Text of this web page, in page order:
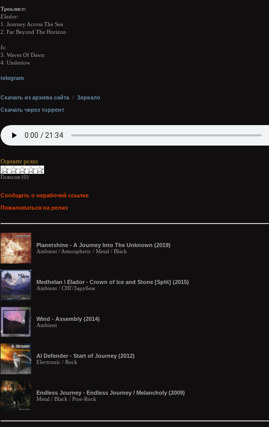
Треклист:
Elador:
1. Journey Across The Sea
2. Far Beyond The Horizon
Is:
3. Waves Of Dawn
4. Undertow
telegram
Скачать из архива сайта / Зеркало
Скачать через торрент
Оцените релиз
Голосов (0)
Сообщить о нерабочей ссылке
Пожаловаться на релиз
Planetshine - A Journey Into The Unknown (2019)
Ambient / Atmospheric / Metal / Black
Medhelan \ Elador - Crown of Ice and Stone [Split] (2015)
Ambient / СНГ/Зарубеж
Wind - Assembly (2014)
Ambient
Al Defender - Start of Journey (2012)
Electronic / Rock
Endless Journey - Endless Journey / Melancholy (2009)
Metal / Black / Post-Rock